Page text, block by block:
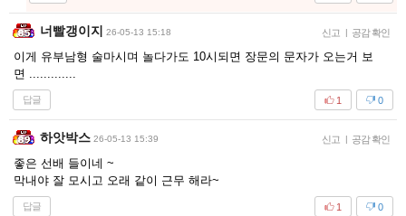
너빨갱이지 26-05-13 15:18 신고 공감 확인
이게 유부남형 술마시며 놀다가도 10시되면 장문의 문자가 오는거 보
면 .............
답글 0
1
하앗박스 26-05-13 15:39 신고 공감 확인
좋은 선배 들이네 ~
막내야 잘 모시고 오래 같이 근무 해라~
답글 0
1